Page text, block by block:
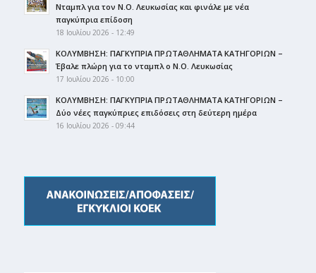
Νταμπλ για τον Ν.Ο. Λευκωσίας και φινάλε με νέα
παγκύπρια επίδοση
18 Ιουλίου 2026 - 12:49
ΚΟΛΥΜΒΗΣΗ: ΠΑΓΚΥΠΡΙΑ ΠΡΩΤΑΘΛΗΜΑΤΑ ΚΑΤΗΓΟΡΙΩΝ –
Έβαλε πλώρη για το νταμπλ ο Ν.Ο. Λευκωσίας
17 Ιουλίου 2026 - 10:00
ΚΟΛΥΜΒΗΣΗ: ΠΑΓΚΥΠΡΙΑ ΠΡΩΤΑΘΛΗΜΑΤΑ ΚΑΤΗΓΟΡΙΩΝ –
Δύο νέες παγκύπριες επιδόσεις στη δεύτερη ημέρα
16 Ιουλίου 2026 - 09:44